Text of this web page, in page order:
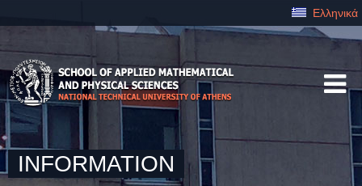
Ελληνικά
INFORMATION